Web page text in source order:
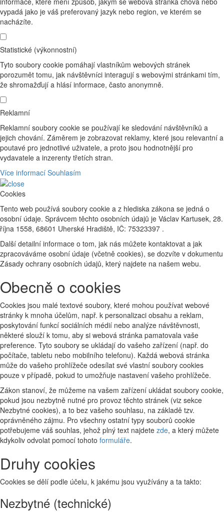
vypadá jako je váš preferovaný jazyk nebo region, ve kterém se
nacházíte.
Statistické (výkonnostní)
Tyto soubory cookie pomáhají vlastníkům webových stránek
porozumět tomu, jak návštěvníci interagují s webovými stránkami tím,
že shromažďují a hlásí informace, často anonymně.
Reklamní
Reklamní soubory cookie se používají ke sledování návštěvníků a
jejich chování. Záměrem je zobrazovat reklamy, které jsou relevantní a
poutavé pro jednotlivé uživatele, a proto jsou hodnotnější pro
vydavatele a inzerenty třetích stran.
Více informací Souhlasím
Cookies
Tento web používá soubory cookie a z hlediska zákona se jedná o
osobní údaje. Správcem těchto osobních údajů je Václav Kartusek, 28.
října 1558, 68601 Uherské Hradiště, IČ: 75323397 .
Další detailní informace o tom, jak nás můžete kontaktovat a jak
zpracováváme osobní údaje (včetně cookies), se dozvíte v dokumentu
Zásady ochrany osobních údajů, který najdete na našem webu.
Obecně o cookies
Cookies jsou malé textové soubory, které mohou používat webové
stránky k mnoha účelům, např. k personalizaci obsahu a reklam,
poskytování funkcí sociálních médií nebo analýze návštěvnosti,
některé slouží k tomu, aby si webová stránka pamatovala vaše
preference. Tyto soubory se ukládají do vašeho zařízení (např. do
počítače, tabletu nebo mobilního telefonu). Každá webová stránka
může do vašeho prohlížeče odesílat své vlastní soubory cookies
pouze v případě, pokud to umožňuje nastavení vašeho prohlížeče.
Zákon stanoví, že můžeme na vašem zařízení ukládat soubory cookie,
pokud jsou nezbytně nutné pro provoz těchto stránek (viz sekce
Nezbytné cookies), a to bez vašeho souhlasu, na základě tzv.
oprávněného zájmu. Pro všechny ostatní typy souborů cookie
potřebujeme váš souhlas, jehož plný text najdete zde, a který můžete
kdykoliv odvolat pomocí tohoto formuláře.
Druhy cookies
Cookies se dělí podle účelu, k jakému jsou využívány a ta takto:
Nezbytné (technické)